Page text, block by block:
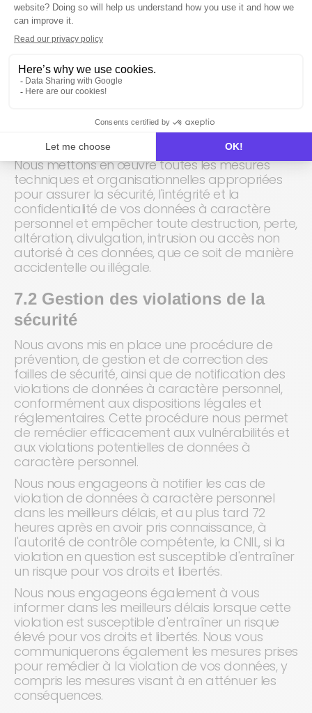
CNIL (Commission Nationale de l'Informatique
et des Libertés), responsable de la protection
des données personnelles sur le territoire
https://www.cnil.fr/fr/plaintes
7.1 Principe général
Nous mettons en œuvre toutes les mesures
techniques et organisationnelles appropriées
pour assurer la sécurité, l'intégrité et la
confidentialité de vos données à caractère
personnel et empêcher toute destruction, perte,
altération, divulgation, intrusion ou accès non
autorisé à ces données, que ce soit de manière
accidentelle ou illégale.
7.2 Gestion des violations de la
sécurité
Nous avons mis en place une procédure de
prévention, de gestion et de correction des
failles de sécurité, ainsi que de notification des
violations de données à caractère personnel,
conformément aux dispositions légales et
réglementaires. Cette procédure nous permet
de remédier efficacement aux vulnérabilités et
aux violations potentielles de données à
caractère personnel.
Nous nous engageons à notifier les cas de
violation de données à caractère personnel
dans les meilleurs délais, et au plus tard 72
heures après en avoir pris connaissance, à
l'autorité de contrôle compétente, la CNIL, si la
violation en question est susceptible d'entraîner
un risque pour vos droits et libertés.
Nous nous engageons également à vous
informer dans les meilleurs délais lorsque cette
violation est susceptible d'entraîner un risque
élevé pour vos droits et libertés. Nous vous
communiquerons également les mesures prises
pour remédier à la violation de vos données, y
compris les mesures visant à en atténuer les
conséquences.